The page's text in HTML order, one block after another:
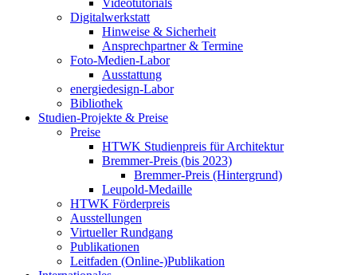
Digitalwerkstatt
Hinweise & Sicherheit
Ansprechpartner & Termine
Foto-Medien-Labor
Ausstattung
energiedesign-Labor
Bibliothek
Studien-Projekte & Preise
Preise
HTWK Studienpreis für Architektur
Bremmer-Preis (bis 2023)
Bremmer-Preis (Hintergrund)
Leupold-Medaille
HTWK Förderpreis
Ausstellungen
Virtueller Rundgang
Publikationen
Leitfaden (Online-)Publikation